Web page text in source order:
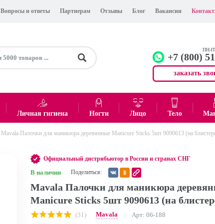
Вопросы и ответы Партнерам Отзывы Блог Вакансии
ПН-
+7 (800)
заказать
Офис +7 (499)
Итого: 0 ₽
Личная гигиена Ногти Лицо Тело
Mavala Палочки для маникюра деревянные Manicure Sticks 5шт 9090613 (на
Официальный дистрибьютор в России и странах СНГ
В наличии Поделиться:
Mavala Палочки для маникюра
Manicure Sticks 5шт 9090613 (на
(31) Mavala Арт: 06-188